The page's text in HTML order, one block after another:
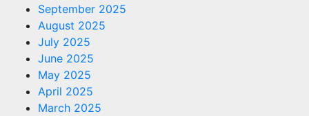
September 2025
August 2025
July 2025
June 2025
May 2025
April 2025
March 2025